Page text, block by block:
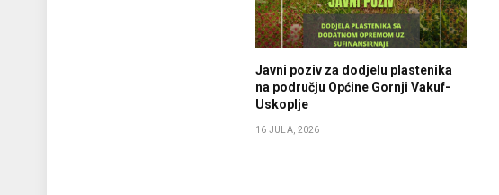
Javni poziv za dodjelu plastenika
na području Općine Gornji Vakuf-
Uskoplje
16 JULA, 2026